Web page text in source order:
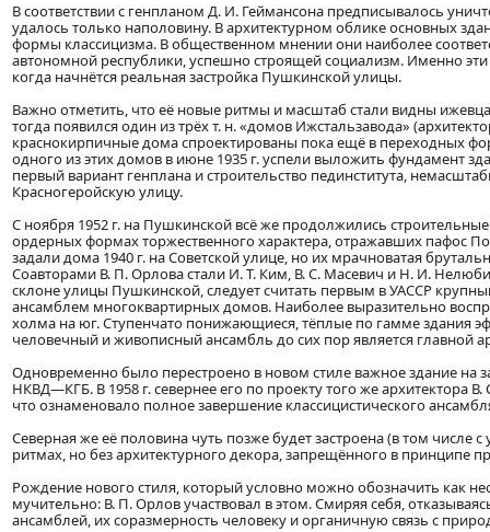
В соответствии с генпланом Д. И. Геймансона предписывалось
удалось только наполовину. В архитектурном облике основных
формы классицизма. В общественном мнении они наиболее
автономной республики, успешно строящей социализм. Именно
когда начнётся реальная застройка Пушкинской улицы.
Важно отметить, что её новые ритмы и масштаб стали видны
тогда появился один из трёх т. н. «домов Ижстальзавода»
краснокирпичные дома спроектированы пока ещё в переходных
одного из этих домов в июне 1935 г. успели выложить фундамент
первый вариант генплана и строительство пединститута,
Красногеройскую улицу.
С ноября 1952 г. на Пушкинской всё же продолжились
ордерных формах торжественного характера, отражавших пафос
задали дома 1940 г. на Советской улице, но их мрачноватая
Соавторами В. П. Орлова стали И. Т. Ким, В. С. Масевич и Н. И.
склоне улицы Пушкинской, следует считать первым в УАССР
ансамблем многоквартирных домов. Наиболее выразительно
холма на юг. Ступенчато понижающиеся, тёплые по гамме здания
человечный и живописный ансамбль до сих пор является главной
Одновременно было перестроено в новом стиле важное здание на
НКВД—КГБ. В 1958 г. севернее его по проекту того же архитектора
что ознаменовало полное завершение классицистического
Северная же её половина чуть позже будет застроена (в том числе
ритмах, но без архитектурного декора, запрещённого в принципе
Рождение нового стиля, который условно можно обозначить как
мучительно: В. П. Орлов участвовал в этом. Смиряя себя,
ансамблей, их соразмерность человеку и органичную связь с